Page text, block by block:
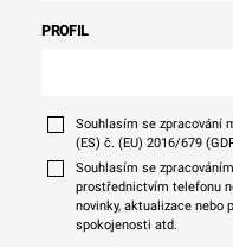
PROFIL
Souhlasím se zpracování
(ES) č. (EU) 2016/679
Souhlasím se
prostřednictvím telefonu
novinky, aktualizace nebo
spokojenosti atd.